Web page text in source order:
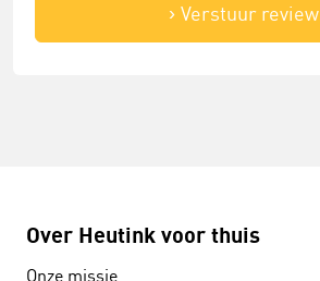
Verstuur review
Over Heutink voor thuis
Onze missie